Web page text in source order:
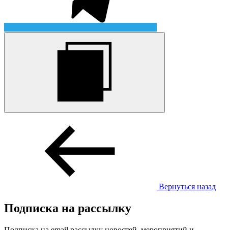
Вернуться назад
Подписка на рассылку